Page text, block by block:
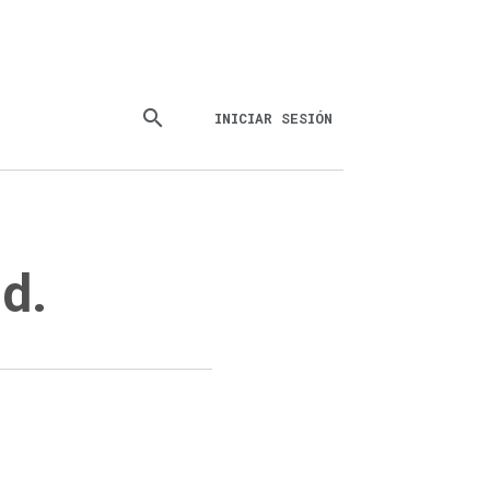
INICIAR SESIÓN
search